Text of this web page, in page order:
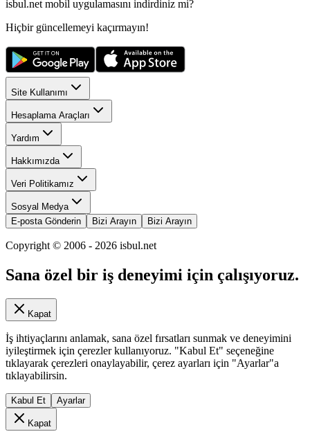
isbul.net mobil uygulamasını indirdiniz mi?
Hiçbir güncellemeyi kaçırmayın!
Site Kullanımı
Hesaplama Araçları
Yardım
Hakkımızda
Veri Politikamız
Sosyal Medya
E-posta Gönderin
Bizi Arayın Bizi Arayın
Copyright © 2006 - 2026 isbul.net
Sana özel bir iş deneyimi için çalışıyoruz.
Kapat
İş ihtiyaçlarını anlamak, sana özel fırsatları sunmak ve deneyimini
iyileştirmek için çerezler kullanıyoruz. "Kabul Et" seçeneğine
tıklayarak çerezleri onaylayabilir, çerez ayarları için "Ayarlar"a
tıklayabilirsin.
Kabul Et Ayarlar
Kapat